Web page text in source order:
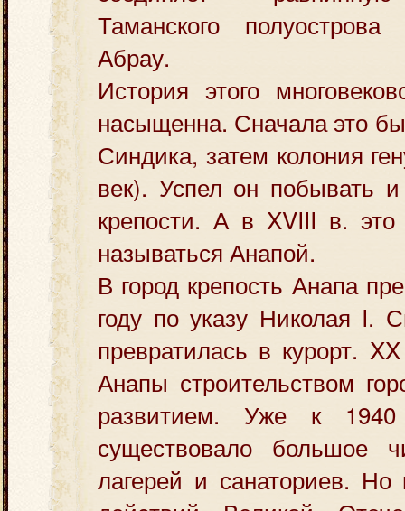
Таманского
Абрау.
История этого
насыщенна. Сначала это
Синдика, затем колония
век). Успел он побывать
крепости. А в XVIII в. это
называться Анапой.
В город крепость Анапа
году по указу Николая I.
превратилась в курорт.
Анапы строительством
развитием. Уже к
существовало большое
лагерей и санаториев.